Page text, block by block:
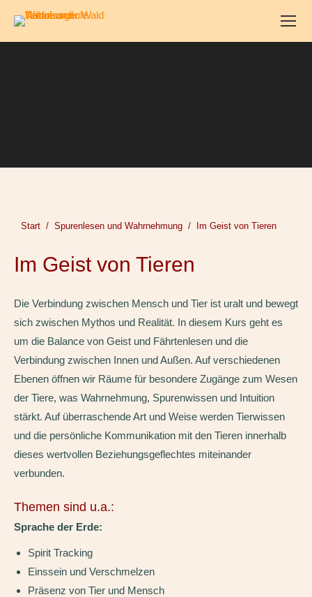
Sie befinden sich hier:
Start Spurenlesen und Wahrnehmung Im Geist von Tieren
Im Geist von Tieren
Die Verbindung zwischen Mensch und Tier ist uralt und bewegt
sich zwischen Mythos und Realität. In diesem Kurs geht es
um die Balance von Geist und Fährtenlesen und die
Verbindung zwischen Innen und Außen. Auf verschiedenen
Ebenen öffnen wir Räume für besondere Zugänge zum Wesen
der Tiere, was Wahrnehmung, Spurenwissen und Intuition
stärkt. Auf überraschende Art und Weise werden Tierwissen
und die persönliche Kommunikation mit den Tieren innerhalb
dieses wertvollen Beziehungsgeflechtes miteinander
verbunden.
Themen sind u.a.:
Sprache der Erde:
Spirit Tracking
Einssein und Verschmelzen
Präsenz von Tier und Mensch